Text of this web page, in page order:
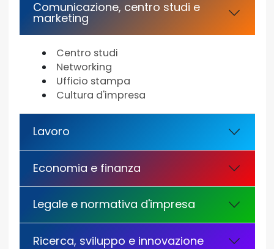
Comunicazione, centro studi e
marketing
Centro studi
Networking
Ufficio stampa
Cultura d'impresa
Lavoro
Economia e finanza
Legale e normativa d'impresa
Ricerca, sviluppo e innovazione